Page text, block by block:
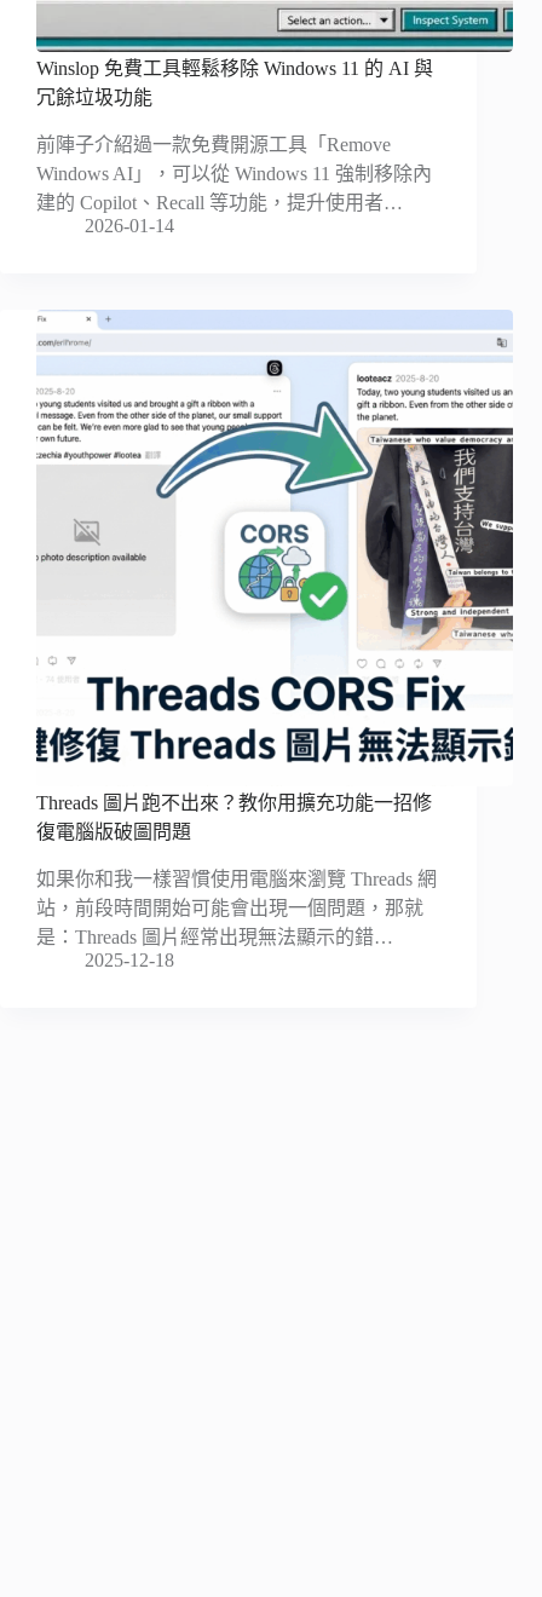
Winslop 免費工具輕鬆移除 Windows 11 的 AI 與
冗餘垃圾功能
前陣子介紹過一款免費開源工具「Remove
Windows AI」，可以從 Windows 11 強制移除內
建的 Copilot、Recall 等功能，提升使用者…
2026-01-14
Threads 圖片跑不出來？教你用擴充功能一招修
復電腦版破圖問題
如果你和我一樣習慣使用電腦來瀏覽 Threads 網
站，前段時間開始可能會出現一個問題，那就
是：Threads 圖片經常出現無法顯示的錯…
2025-12-18